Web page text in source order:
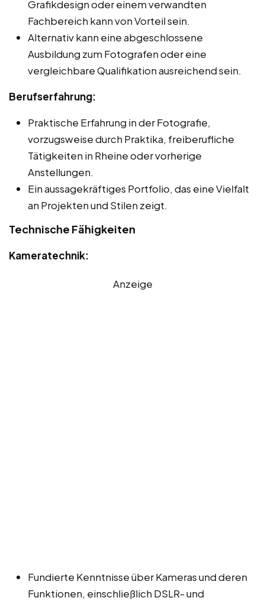
Grafikdesign oder einem verwandten
Fachbereich kann von Vorteil sein.
Alternativ kann eine abgeschlossene
Ausbildung zum Fotografen oder eine
vergleichbare Qualifikation ausreichend sein.
Berufserfahrung:
Praktische Erfahrung in der Fotografie,
vorzugsweise durch Praktika, freiberufliche
Tätigkeiten in Rheine oder vorherige
Anstellungen.
Ein aussagekräftiges Portfolio, das eine Vielfalt
an Projekten und Stilen zeigt.
Technische Fähigkeiten
Kameratechnik:
Anzeige
Fundierte Kenntnisse über Kameras und deren
Funktionen, einschließlich DSLR- und